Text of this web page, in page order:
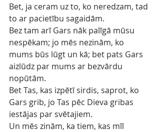
Bet, ja ceram uz to, ko neredzam, tad
to ar pacietību sagaidām.
Bez tam arī Gars nāk palīgā mūsu
nespēkam; jo mēs nezinām, ko
mums būs lūgt un kā; bet pats Gars
aizlūdz par mums ar bezvārdu
nopūtām.
Bet Tas, kas izpētī sirdis, saprot, ko
Gars grib, jo Tas pēc Dieva gribas
iestājas par svētajiem.
Un mēs zinām, ka tiem, kas mīl